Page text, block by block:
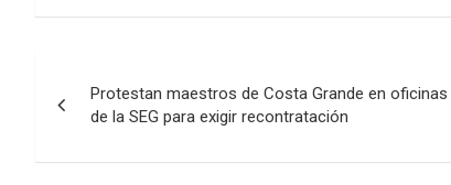
de
entradas
Protestan maestros de Costa Grande en oficinas
de la SEG para exigir recontratación